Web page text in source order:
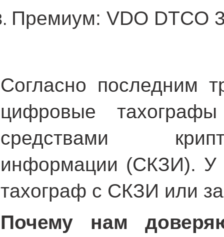
Премиум: VDO DTCO
Согласно последним
цифровые
средствами
информации (СКЗИ). У
тахограф с СКЗИ или
Почему нам